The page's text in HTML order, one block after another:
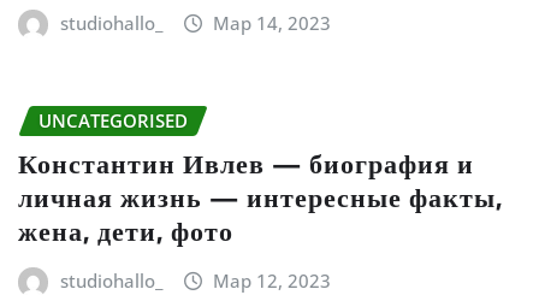
studiohallo_ Мар 14, 2023
UNCATEGORISED
Константин Ивлев — биография и
личная жизнь — интересные факты,
жена, дети, фото
studiohallo_ Мар 12, 2023